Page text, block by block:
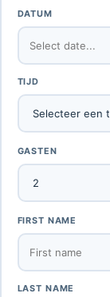
DATUM
TIJD
GASTEN
FIRST NAME
LAST NAME